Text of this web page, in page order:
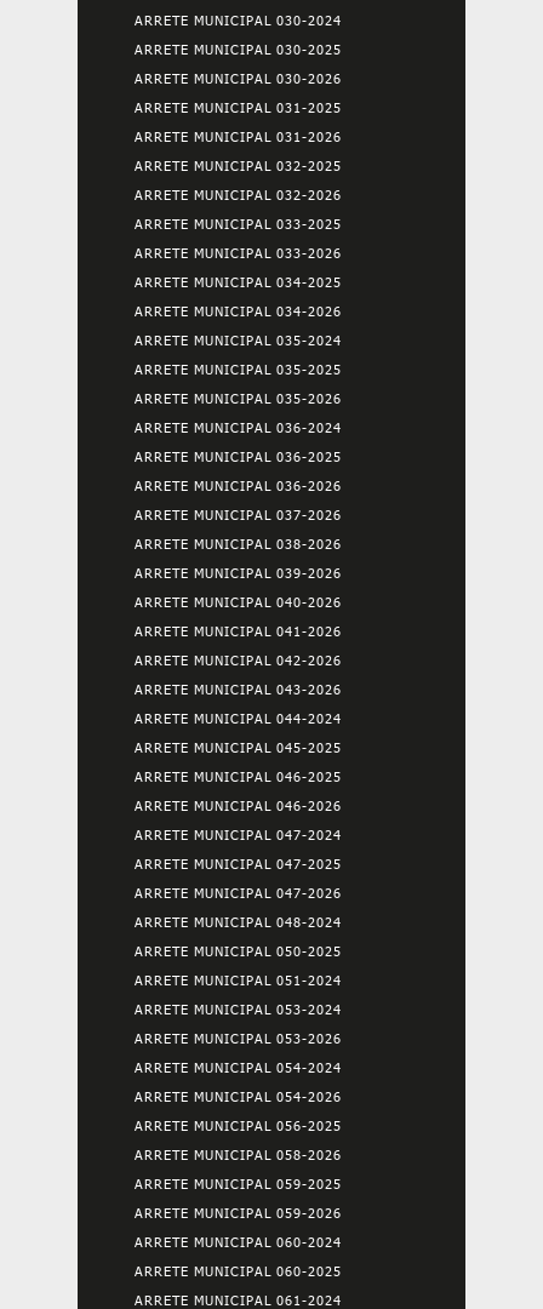
ARRETE MUNICIPAL 030-2024
ARRETE MUNICIPAL 030-2025
ARRETE MUNICIPAL 030-2026
ARRETE MUNICIPAL 031-2025
ARRETE MUNICIPAL 031-2026
ARRETE MUNICIPAL 032-2025
ARRETE MUNICIPAL 032-2026
ARRETE MUNICIPAL 033-2025
ARRETE MUNICIPAL 033-2026
ARRETE MUNICIPAL 034-2025
ARRETE MUNICIPAL 034-2026
ARRETE MUNICIPAL 035-2024
ARRETE MUNICIPAL 035-2025
ARRETE MUNICIPAL 035-2026
ARRETE MUNICIPAL 036-2024
ARRETE MUNICIPAL 036-2025
ARRETE MUNICIPAL 036-2026
ARRETE MUNICIPAL 037-2026
ARRETE MUNICIPAL 038-2026
ARRETE MUNICIPAL 039-2026
ARRETE MUNICIPAL 040-2026
ARRETE MUNICIPAL 041-2026
ARRETE MUNICIPAL 042-2026
ARRETE MUNICIPAL 043-2026
ARRETE MUNICIPAL 044-2024
ARRETE MUNICIPAL 045-2025
ARRETE MUNICIPAL 046-2025
ARRETE MUNICIPAL 046-2026
ARRETE MUNICIPAL 047-2024
ARRETE MUNICIPAL 047-2025
ARRETE MUNICIPAL 047-2026
ARRETE MUNICIPAL 048-2024
ARRETE MUNICIPAL 050-2025
ARRETE MUNICIPAL 051-2024
ARRETE MUNICIPAL 053-2024
ARRETE MUNICIPAL 053-2026
ARRETE MUNICIPAL 054-2024
ARRETE MUNICIPAL 054-2026
ARRETE MUNICIPAL 056-2025
ARRETE MUNICIPAL 058-2026
ARRETE MUNICIPAL 059-2025
ARRETE MUNICIPAL 059-2026
ARRETE MUNICIPAL 060-2024
ARRETE MUNICIPAL 060-2025
ARRETE MUNICIPAL 061-2024